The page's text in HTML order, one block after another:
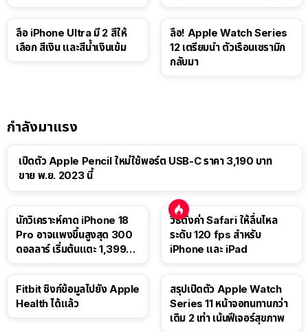
ลือ iPhone Ultra มี 2 สีให้
เลือก สีเงิน และสีน้ำเงินเข้ม
ลือ! Apple Watch Series
12 เตรียมนำ ตัวเรือนเซรามิก
กลับมา
กำลังมาแรง
เปิดตัว Apple Pencil ใหม่ใช้พอร์ต USB-C ราคา 3,190 บาท
ขาย พ.ย. 2023 นี้
นักวิเคราะห์คาด iPhone 18
Pro อาจแพงขึ้นสูงสุด 300
ดอลลาร์ เริ่มต้นแตะ 1,399
วิธีตั้งค่า Safari ให้ลื่นไหล
ระดับ 120 fps สำหรับ
iPhone และ iPad
Fitbit ซิงก์ข้อมูลไปยัง Apple
Health ได้แล้ว
สรุปเปิดตัว Apple Watch
Series 11 หน้าจอทนทานกว่า
เดิม 2 เท่า เน้นฟีเจอร์สุขภาพ